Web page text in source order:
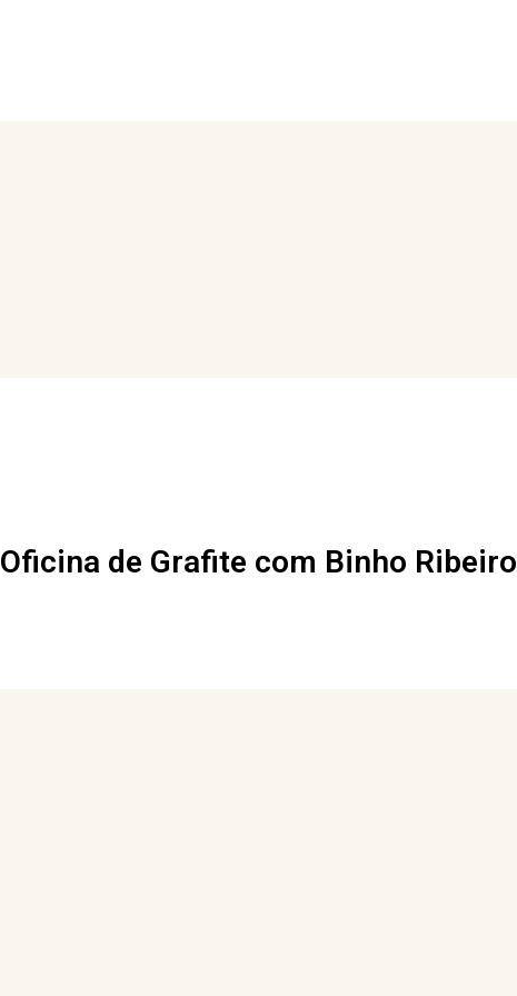
Oficina de Grafite com Binho Ribeiro